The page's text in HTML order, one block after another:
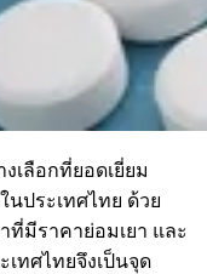
งเลือกที่ยอดเยี่ยม
ประเทศไทย ด้วย
มีราคาย่อมเยา และ
ทศไทยจึงเป็นจุด